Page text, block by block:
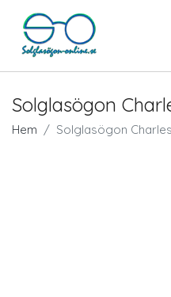
Solglasögon
Hem Solglasögon